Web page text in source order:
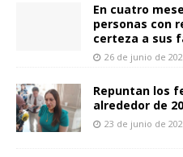
En cuatro
personas con
certeza a sus
26 de junio de
Repuntan los
alrededor de
23 de junio de